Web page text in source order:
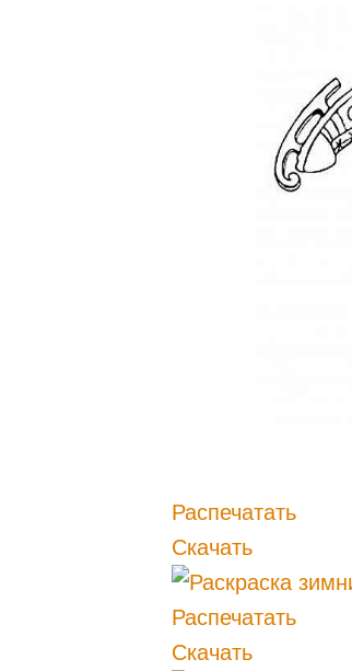
Распечатать
Скачать
Распечатать
Скачать